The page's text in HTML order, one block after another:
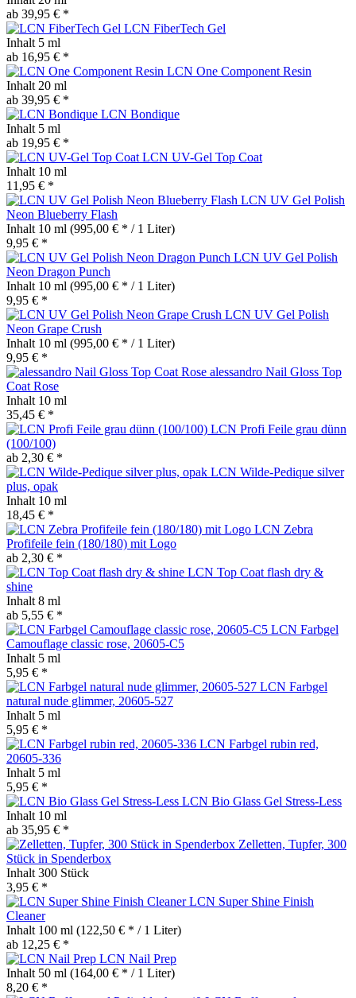
ab 39,95 € *
LCN FiberTech Gel
Inhalt 5 ml
ab 16,95 € *
LCN One Component Resin
Inhalt 20 ml
ab 39,95 € *
LCN Bondique
Inhalt 5 ml
ab 19,95 € *
LCN UV-Gel Top Coat
Inhalt 10 ml
11,95 € *
LCN UV Gel Polish
Neon Blueberry Flash
Inhalt 10 ml (995,00 € * / 1 Liter)
9,95 € *
LCN UV Gel Polish
Neon Dragon Punch
Inhalt 10 ml (995,00 € * / 1 Liter)
9,95 € *
LCN UV Gel Polish
Neon Grape Crush
Inhalt 10 ml (995,00 € * / 1 Liter)
9,95 € *
alessandro Nail Gloss Top
Coat Rose
Inhalt 10 ml
35,45 € *
LCN Profi Feile grau dünn
(100/100)
ab 2,30 € *
LCN Wilde-Pedique silver
plus, opak
Inhalt 10 ml
18,45 € *
LCN Zebra
Profifeile fein (180/180) mit Logo
ab 2,30 € *
LCN Top Coat flash dry &
shine
Inhalt 8 ml
ab 5,55 € *
LCN Farbgel
Camouflage classic rose, 20605-C5
Inhalt 5 ml
5,95 € *
LCN Farbgel
natural nude glimmer, 20605-527
Inhalt 5 ml
5,95 € *
LCN Farbgel rubin red,
20605-336
Inhalt 5 ml
5,95 € *
LCN Bio Glass Gel Stress-Less
Inhalt 10 ml
ab 35,95 € *
Zelletten, Tupfer, 300
Stück in Spenderbox
Inhalt 300 Stück
3,95 € *
LCN Super Shine Finish
Cleaner
Inhalt 100 ml (122,50 € * / 1 Liter)
ab 12,25 € *
LCN Nail Prep
Inhalt 50 ml (164,00 € * / 1 Liter)
8,20 € *